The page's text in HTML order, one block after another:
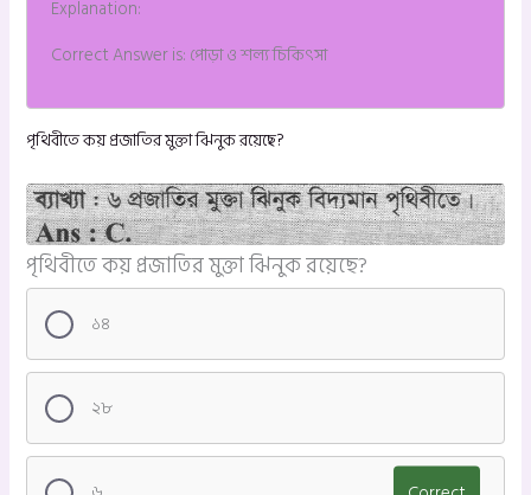
Explanation:
Correct Answer is: পোড়া ও শল্য চিকিৎসা
পৃথিবীতে কয় প্রজাতির মুক্তা ঝিনুক রয়েছে?
পৃথিবীতে কয় প্রজাতির মুক্তা ঝিনুক রয়েছে?
১৪
২৮